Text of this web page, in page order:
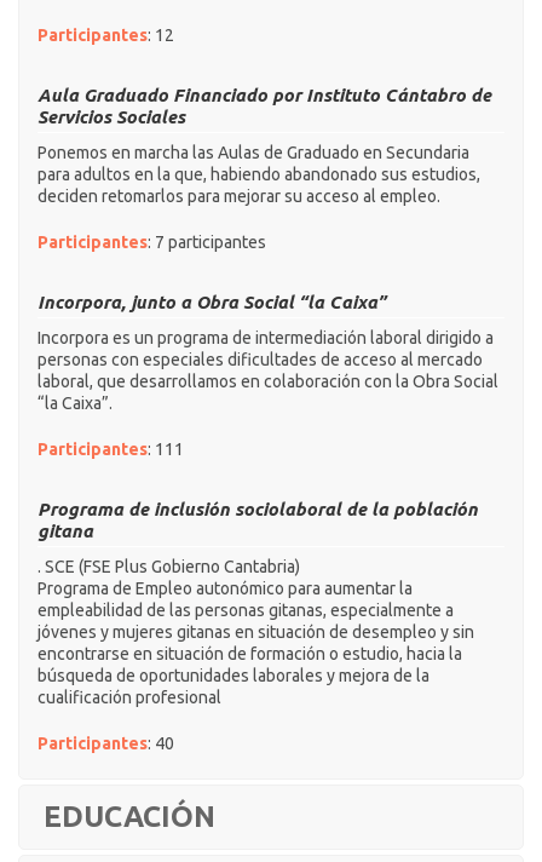
Participantes: 12
Aula Graduado Financiado por Instituto Cántabro de
Servicios Sociales
Ponemos en marcha las Aulas de Graduado en Secundaria
para adultos en la que, habiendo abandonado sus estudios,
deciden retomarlos para mejorar su acceso al empleo.
Participantes: 7 participantes
Incorpora, junto a Obra Social “la Caixa”
Incorpora es un programa de intermediación laboral dirigido a
personas con especiales dificultades de acceso al mercado
laboral, que desarrollamos en colaboración con la Obra Social
“la Caixa”.
Participantes: 111
Programa de inclusión sociolaboral de la población
gitana
. SCE (FSE Plus Gobierno Cantabria)
Programa de Empleo autonómico para aumentar la
empleabilidad de las personas gitanas, especialmente a
jóvenes y mujeres gitanas en situación de desempleo y sin
encontrarse en situación de formación o estudio, hacia la
búsqueda de oportunidades laborales y mejora de la
cualificación profesional
Participantes: 40
EDUCACIÓN